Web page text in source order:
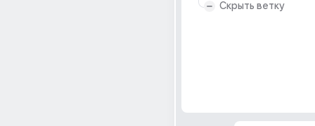
Скрыть ветку